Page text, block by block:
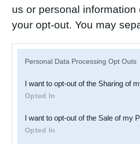
us or personal
your opt-out. You may
Downstream Participants
third parties.
Personal Data Processing Opt Outs
I want to opt-out of the Sharing of
Opted In
I want to opt-out of the Sale of my
Opted In